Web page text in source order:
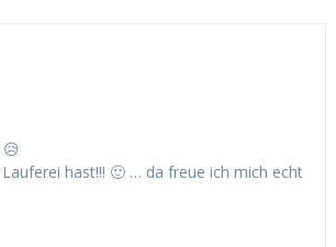
hast!!! 🙂 … da freue ich mich echt